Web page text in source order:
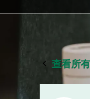
查看所